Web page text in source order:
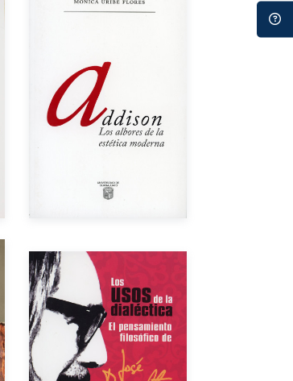
Año de edición
Autores
Año de edición